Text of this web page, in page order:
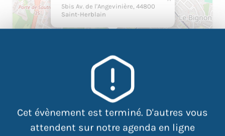
Cet évènement est terminé. D'autres vous
attendent sur notre agenda en ligne
5bis Av. de l'Angevinière, 44800
Saint-Herblain